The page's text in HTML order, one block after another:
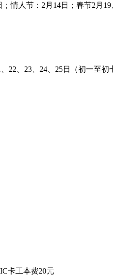
人节：2月14日；春节2月
22、23、24、25日（初一至
卡工本费20元